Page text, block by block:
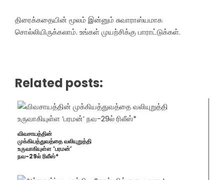
திரைக்கதையின் மூலம் இன்னும் சுவாராஸ்யமாக
சொல்லியிருக்கலாம். உங்கள் முயற்சிக்கு பாராட்டுக்கள்.
Related posts:
விவசாயத்தின்
முக்கியத்துவத்தை வலியுறுத்தி
உருவாகியுள்ள ‘பரமன்’
நவ-29ல் ரிலீஸ்*